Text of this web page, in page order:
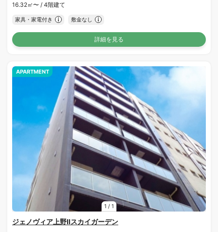
16.32㎡〜 / 4階建て
家具・家電付き 敷金なし
詳細を見る
1 / 1
APARTMENT
ジェノヴィア上野Ⅱスカイガーデン